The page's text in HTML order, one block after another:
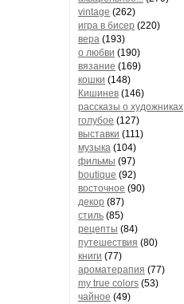
vintage (262)
игра в бисер (220)
вера (193)
о любви (190)
вязание (169)
кошки (148)
Кишинев (146)
рассказы о художниках
голубое (127)
выставки (111)
музыка (104)
фильмы (97)
boutique (92)
восточное (90)
декор (87)
стиль (85)
рецепты (84)
путешествия (80)
книги (77)
ароматерапия (77)
my true colors (53)
чайное (49)